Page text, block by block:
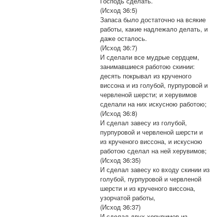
(Исход 36:5)
Запаса было достаточно на всякие
работы, какие надлежало делать, и
даже осталось.
(Исход 36:7)
И сделали все мудрые сердцем,
занимавшиеся работою скинии:
десять покрывал из крученого
виссона и из голубой, пурпуровой и
червленой шерсти; и херувимов
сделали на них искусною работою;
(Исход 36:8)
И сделал завесу из голубой,
пурпуровой и червленой шерсти и
из крученого виссона, и искусною
работою сделал на ней херувимов;
(Исход 36:35)
И сделал завесу ко входу скинии из
голубой, пурпуровой и червленой
шерсти и из крученого виссона,
узорчатой работы,
(Исход 36:37)